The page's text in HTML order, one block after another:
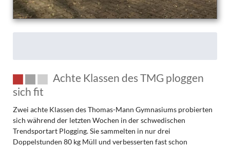
Achte Klassen des TMG ploggen
sich fit
Zwei achte Klassen des Thomas-Mann Gymnasiums probierten
sich während der letzten Wochen in der schwedischen
Trendsportart Plogging. Sie sammelten in nur drei
Doppelstunden 80 kg Müll und verbesserten fast schon